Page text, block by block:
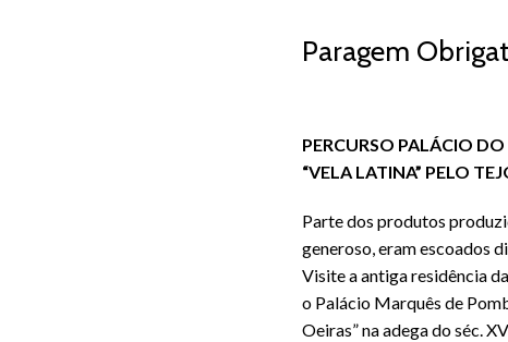
Paragem
PERCURSO PALÁCIO
“VELA LATINA” PELO
Parte dos produtos
generoso, eram escoados
Visite a antiga residência
o Palácio Marquês de
Oeiras” na adega do séc.